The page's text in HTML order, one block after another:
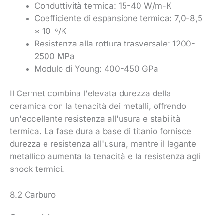
Conduttività termica: 15-40 W/m-K
Coefficiente di espansione termica: 7,0-8,5
× 10-⁶/K
Resistenza alla rottura trasversale: 1200-
2500 MPa
Modulo di Young: 400-450 GPa
Il Cermet combina l'elevata durezza della
ceramica con la tenacità dei metalli, offrendo
un'eccellente resistenza all'usura e stabilità
termica. La fase dura a base di titanio fornisce
durezza e resistenza all'usura, mentre il legante
metallico aumenta la tenacità e la resistenza agli
shock termici.
8.2 Carburo